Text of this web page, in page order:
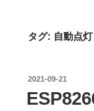
タグ: 自動点灯
投
日:
2021-09-21